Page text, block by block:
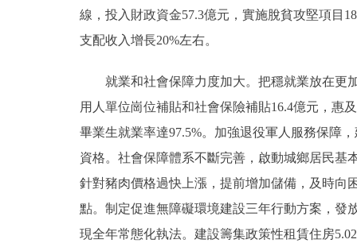
線，投入財政資金57.3億元，實施脫貧攻堅項目
支配收入增長20%左右。
就業和社會保障力度加大。把穩就業放在更加
用人單位崗位補貼和社會保險補貼16.4億元，惠
畢業生就業率達97.5%。加強退役軍人服務保障
資格。社會保障體系不斷完善，啟動城鄉居民基
針對豬肉價格過快上漲，提前增加儲備，及時向
點。制定促進無障礙環境建設三年行動方案，發
現全年常態化執法。建設籌集政策性租賃住房